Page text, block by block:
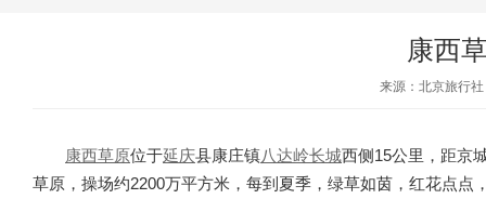
康西
来源：北京旅行社
康西草原位于延庆县康庄镇八达岭长城西侧15公里，距京
草原，操场约2200万平方米，每到夏季，绿草如茵，红花点点